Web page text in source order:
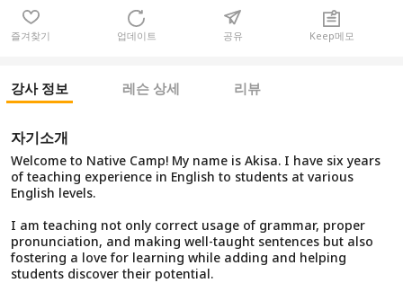
즐겨찾기 업데이트 공유 Keep메모
강사 정보 레슨 상세 리뷰
자기소개
Welcome to Native Camp! My name is Akisa. I have six years
of teaching experience in English to students at various
English levels.
I am teaching not only correct usage of grammar, proper
pronunciation, and making well-taught sentences but also
fostering a love for learning while adding and helping
students discover their potential.